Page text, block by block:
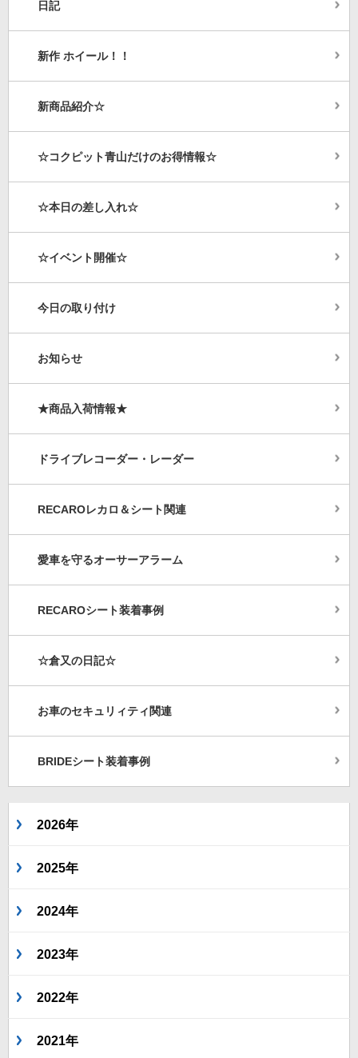
日記
新作 ホイール！！
新商品紹介☆
☆コクピット青山だけのお得情報☆
☆本日の差し入れ☆
☆イベント開催☆
今日の取り付け
お知らせ
★商品入荷情報★
ドライブレコーダー・レーダー
RECAROレカロ＆シート関連
愛車を守るオーサーアラーム
RECAROシート装着事例
☆倉又の日記☆
お車のセキュリィティ関連
BRIDEシート装着事例
2026年
2025年
2024年
2023年
2022年
2021年